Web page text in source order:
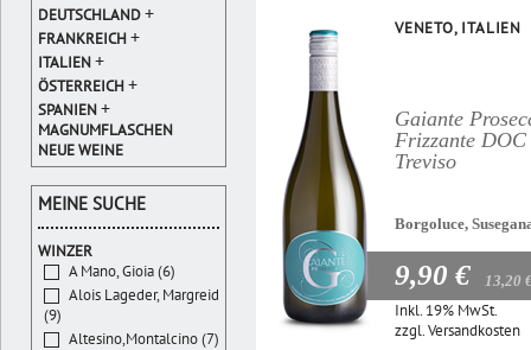
VENETO, ITALIEN
Gaiante
Frizzante DOC
Treviso
Borgoluce,
9,90 € 13,20
Inkl. 19% MwSt.
zzgl.Versandkosten
DEUTSCHLAND+
FRANKREICH+
ITALIEN+
ÖSTERREICH+
SPANIEN+
MAGNUMFLASCHEN
NEUE WEINE
MEINE SUCHE
WINZER
A Mano, Gioia (6)
Alois Lageder, Margreid
(9)
Altesino,Montalcino (7)